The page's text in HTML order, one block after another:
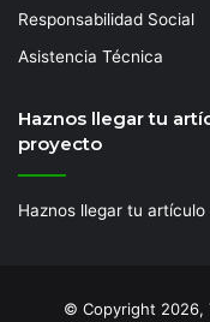
Responsabilidad Social
Asistencia Técnica
Haznos llegar tu
proyecto
Haznos llegar tu artículo
© Copyright 2026,